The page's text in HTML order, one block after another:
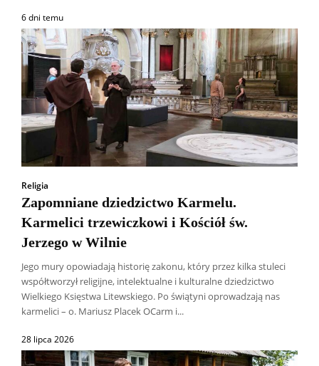
6 dni temu
Religia
Zapomniane dziedzictwo Karmelu.
Karmelici trzewiczkowi i Kościół św.
Jerzego w Wilnie
Jego mury opowiadają historię zakonu, który przez kilka stuleci
współtworzył religijne, intelektualne i kulturalne dziedzictwo
Wielkiego Księstwa Litewskiego. Po świątyni oprowadzają nas
karmelici – o. Mariusz Placek OCarm i...
28 lipca 2026